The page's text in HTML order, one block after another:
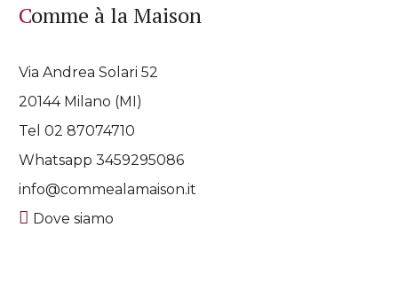
Comme à la Maison
Via Andrea Solari 52
20144 Milano (MI)
Tel 02 87074710
Whatsapp3459295086
info@commealamaison.it
Dove siamo